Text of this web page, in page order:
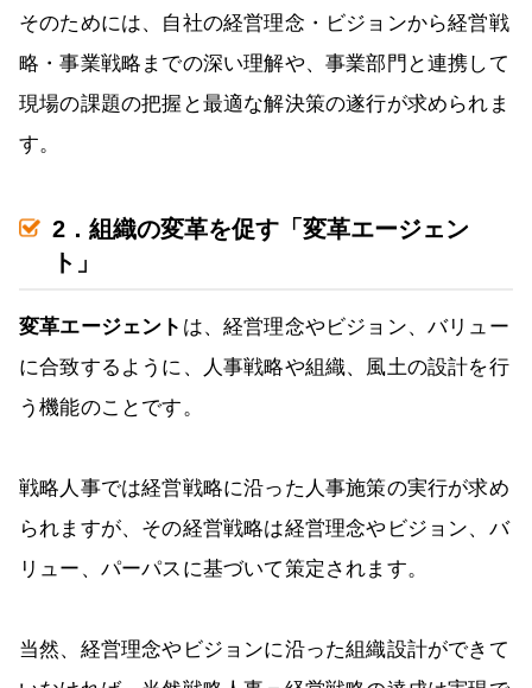
そのためには、自社の経営理念・ビジョンから経営戦
略・事業戦略までの深い理解や、事業部門と連携して
現場の課題の把握と最適な解決策の遂行が求められま
す。
2．組織の変革を促す「変革エージェン
ト」
変革エージェント は、経営理念やビジョン、バリュー
に合致するように、人事戦略や組織、風土の設計を行
う機能のことです。
戦略人事では経営戦略に沿った人事施策の実行が求め
られますが、その経営戦略は経営理念やビジョン、バ
リュー、パーパスに基づいて策定されます。
当然、経営理念やビジョンに沿った組織設計ができて